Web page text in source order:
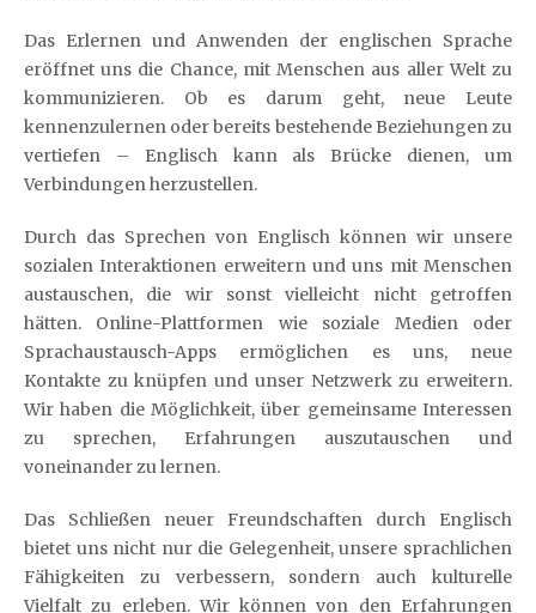
Das Erlernen und Anwenden der englischen Sprache
eröffnet uns die Chance, mit Menschen aus aller Welt zu
kommunizieren. Ob es darum geht, neue Leute
kennenzulernen oder bereits bestehende Beziehungen zu
vertiefen – Englisch kann als Brücke dienen, um
Verbindungen herzustellen.
Durch das Sprechen von Englisch können wir unsere
sozialen Interaktionen erweitern und uns mit Menschen
austauschen, die wir sonst vielleicht nicht getroffen
hätten. Online-Plattformen wie soziale Medien oder
Sprachaustausch-Apps ermöglichen es uns, neue
Kontakte zu knüpfen und unser Netzwerk zu erweitern.
Wir haben die Möglichkeit, über gemeinsame Interessen
zu sprechen, Erfahrungen auszutauschen und
voneinander zu lernen.
Das Schließen neuer Freundschaften durch Englisch
bietet uns nicht nur die Gelegenheit, unsere sprachlichen
Fähigkeiten zu verbessern, sondern auch kulturelle
Vielfalt zu erleben. Wir können von den Erfahrungen